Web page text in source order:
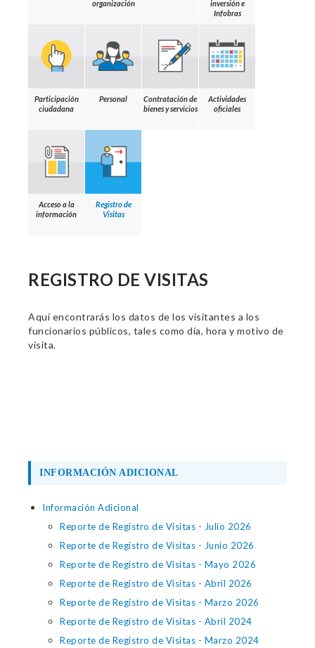
organización
inversión e
Infobras
Participación
ciudadana
Personal
Contratación de
bienes y servicios
Actividades
oficiales
Acceso a la
información
Registro de
Visitas
REGISTRO DE VISITAS
Aquí encontrarás los datos de los visitantes a los
funcionarios públicos, tales como día, hora y motivo de
visita.
INFORMACIÓN ADICIONAL
Información Adicional
Reporte de Registro de Visitas - Julio 2026
Reporte de Registro de Visitas - Junio 2026
Reporte de Registro de Visitas - Mayo 2026
Reporte de Registro de Visitas - Abril 2026
Reporte de Registro de Visitas - Marzo 2026
Reporte de Registro de Visitas - Abril 2024
Reporte de Registro de Visitas - Marzo 2024